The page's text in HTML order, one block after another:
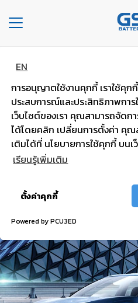
EN
การอนุญาตใช้งานคุกกี้ เราใช้คุก
ประสบการณ์และประสิทธิภาพกา
เว็บไซต์ของเรา คุณสามารถจัด
ได้โดยคลิก เปลี่ยนการตั้งค่า คุ
เติมได้ที่ นโยบายการใช้คุกกี้ บนเ
เรียนรู้เพิ่มเติม
ตั้งค่าคุกกี้
Powered by PCU3ED
Toggle
navigation
หน้า
หลัก
องค์กร
ประเภท
รถยนต์
เภท
เต
อรี่
บริการ
ของ
เรา
แบตพลังอึด
รถยนต์นั่งส่
ไฟแรง มั่นใจ กำลังไฟสตาร์